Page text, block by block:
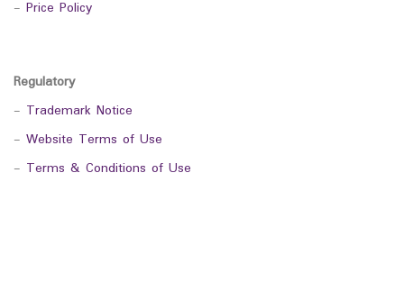
- Price Policy
Regulatory
- Trademark Notice
- Website Terms of Use
- Terms & Conditions of Use